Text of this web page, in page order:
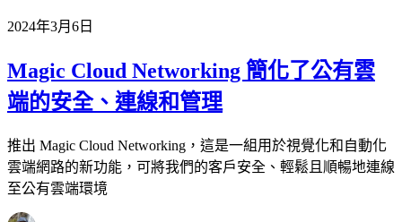
2024年3月6日
Magic Cloud Networking 簡化了公有雲
端的安全、連線和管理
推出 Magic Cloud Networking，這是一組用於視覺化和自動化
雲端網路的新功能，可將我們的客戶安全、輕鬆且順暢地連線
至公有雲端環境